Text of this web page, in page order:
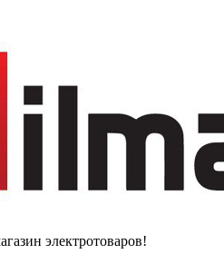
электротоваров!